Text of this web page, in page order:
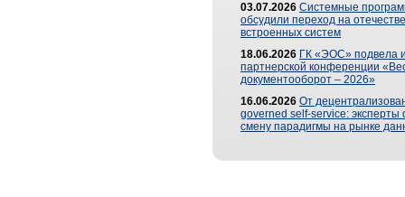
03.07.2026 Системные
обсудили переход на
встроенных систем
18.06.2026 ГК «ЭОС» подвела
партнерской конференции
документооборот – 2026»
16.06.2026 От
governed self-service: эксперты
смену парадигмы на рынке